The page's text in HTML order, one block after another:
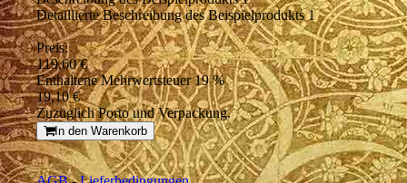
Detaillierte Beschreibung des Beispielprodukts 1
Preis:
119,60 €
Enthaltene Mehrwertsteuer 19 %
19,10 €
Zuzüglich Porto und Verpackung.
In den Warenkorb